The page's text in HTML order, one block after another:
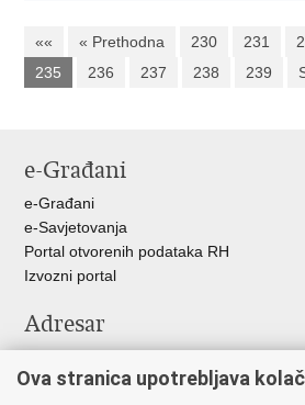
«« « Prethodna 230 231
235
236 237 238 239
e-Građani
e-Građani
e-Savjetovanja
Portal otvorenih podataka RH
Izvozni portal
Adresar
Adresar tijela javne vlasti
Ova stranica upotrebljava